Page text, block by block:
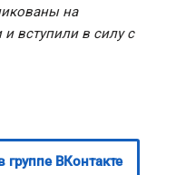
на
вступили в силу с
ВКонтакте